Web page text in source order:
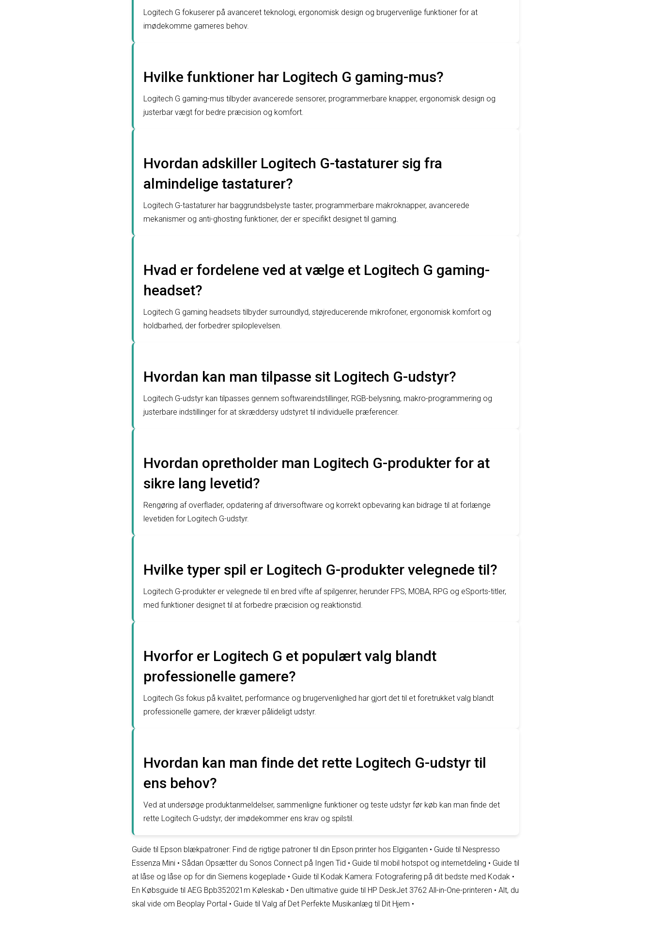
Logitech G fokuserer på avanceret teknologi, ergonomisk design og brugervenlige funktioner for at
imødekomme gameres behov.
Hvilke funktioner har Logitech G gaming-mus?
Logitech G gaming-mus tilbyder avancerede sensorer, programmerbare knapper, ergonomisk design og
justerbar vægt for bedre præcision og komfort.
Hvordan adskiller Logitech G-tastaturer sig fra
almindelige tastaturer?
Logitech G-tastaturer har baggrundsbelyste taster, programmerbare makroknapper, avancerede
mekanismer og anti-ghosting funktioner, der er specifikt designet til gaming.
Hvad er fordelene ved at vælge et Logitech G gaming-
headset?
Logitech G gaming headsets tilbyder surroundlyd, støjreducerende mikrofoner, ergonomisk komfort og
holdbarhed, der forbedrer spiloplevelsen.
Hvordan kan man tilpasse sit Logitech G-udstyr?
Logitech G-udstyr kan tilpasses gennem softwareindstillinger, RGB-belysning, makro-programmering og
justerbare indstillinger for at skræddersy udstyret til individuelle præferencer.
Hvordan opretholder man Logitech G-produkter for at
sikre lang levetid?
Rengøring af overflader, opdatering af driversoftware og korrekt opbevaring kan bidrage til at forlænge
levetiden for Logitech G-udstyr.
Hvilke typer spil er Logitech G-produkter velegnede til?
Logitech G-produkter er velegnede til en bred vifte af spilgenrer, herunder FPS, MOBA, RPG og eSports-titler,
med funktioner designet til at forbedre præcision og reaktionstid.
Hvorfor er Logitech G et populært valg blandt
professionelle gamere?
Logitech Gs fokus på kvalitet, performance og brugervenlighed har gjort det til et foretrukket valg blandt
professionelle gamere, der kræver pålideligt udstyr.
Hvordan kan man finde det rette Logitech G-udstyr til
ens behov?
Ved at undersøge produktanmeldelser, sammenligne funktioner og teste udstyr før køb kan man finde det
rette Logitech G-udstyr, der imødekommer ens krav og spilstil.
Guide til Epson blækpatroner: Find de rigtige patroner til din Epson printer hos Elgiganten • Guide til Nespresso
Essenza Mini • Sådan Opsætter du Sonos Connect på Ingen Tid • Guide til mobil hotspot og internetdeling • Guide til
at låse og låse op for din Siemens kogeplade • Guide til Kodak Kamera: Fotografering på dit bedste med Kodak •
En Købsguide til AEG Bpb352021m Køleskab • Den ultimative guide til HP DeskJet 3762 All-in-One-printeren • Alt, du
skal vide om Beoplay Portal • Guide til Valg af Det Perfekte Musikanlæg til Dit Hjem •